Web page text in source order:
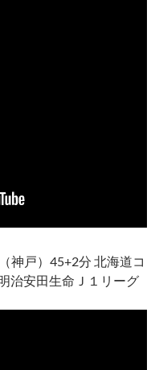
神戸）45+2分 北海道コ
治安田生命Ｊ１リーグ